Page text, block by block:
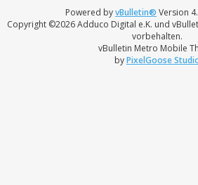
Powered byvBulletin® Version
Copyright ©2026 Adduco Digital e.K. und
vorbehalten.
vBulletin Metro Mobile
byPixelGoose